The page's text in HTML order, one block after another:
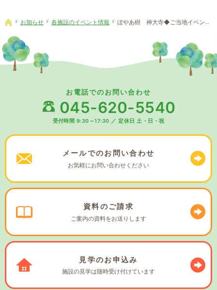
ホーム
お知らせ 各施設のイベント情報 ぼやあ樹 神大寺◆ご当地イベント【三重県編】
お電話でのお問い合わせ
045-620-5540
受付時間 9:30～17:30 ／ 定休日 土・日・祝
メールでのお問い合わせ
お気軽にお問い合わせください
資料のご請求
ご案内の資料をお送りします
見学のお申込み
施設の見学は随時受け付けています